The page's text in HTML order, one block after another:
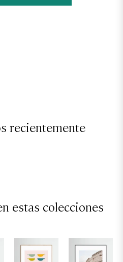
recientemente
estas colecciones